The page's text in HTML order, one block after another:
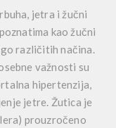
jetra i žučni
kao žučni
različitih načina.
važnosti su
hipertenzija,
jetre. Žutica je
prouzročeno